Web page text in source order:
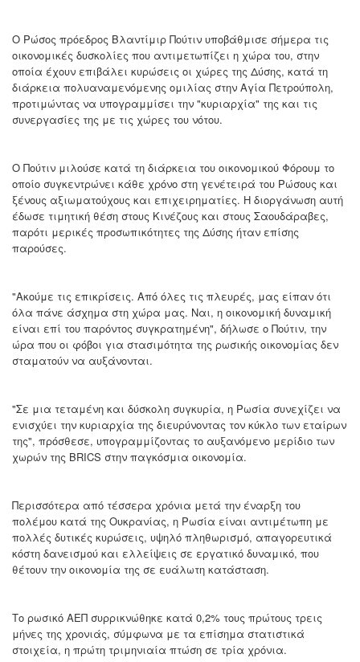
Ο Ρώσος πρόεδρος Βλαντίμιρ Πούτιν υποβάθμισε σήμερα τις
οικονομικές δυσκολίες που αντιμετωπίζει η χώρα του, στην
οποία έχουν επιβάλει κυρώσεις οι χώρες της Δύσης, κατά τη
διάρκεια πολυαναμενόμενης ομιλίας στην Αγία Πετρούπολη,
προτιμώντας να υπογραμμίσει την "κυριαρχία" της και τις
συνεργασίες της με τις χώρες του νότου.
Ο Πούτιν μιλούσε κατά τη διάρκεια του οικονομικού Φόρουμ το
οποίο συγκεντρώνει κάθε χρόνο στη γενέτειρά του Ρώσους και
ξένους αξιωματούχους και επιχειρηματίες. Η διοργάνωση αυτή
έδωσε τιμητική θέση στους Κινέζους και στους Σαουδάραβες,
παρότι μερικές προσωπικότητες της Δύσης ήταν επίσης
παρούσες.
"Ακούμε τις επικρίσεις. Από όλες τις πλευρές, μας είπαν ότι
όλα πάνε άσχημα στη χώρα μας. Ναι, η οικονομική δυναμική
είναι επί του παρόντος συγκρατημένη", δήλωσε ο Πούτιν, την
ώρα που οι φόβοι για στασιμότητα της ρωσικής οικονομίας δεν
σταματούν να αυξάνονται.
"Σε μια τεταμένη και δύσκολη συγκυρία, η Ρωσία συνεχίζει να
ενισχύει την κυριαρχία της διευρύνοντας τον κύκλο των εταίρων
της", πρόσθεσε, υπογραμμίζοντας το αυξανόμενο μερίδιο των
χωρών της BRICS στην παγκόσμια οικονομία.
Περισσότερα από τέσσερα χρόνια μετά την έναρξη του
πολέμου κατά της Ουκρανίας, η Ρωσία είναι αντιμέτωπη με
πολλές δυτικές κυρώσεις, υψηλό πληθωρισμό, απαγορευτικά
κόστη δανεισμού και ελλείψεις σε εργατικό δυναμικό, που
θέτουν την οικονομία της σε ευάλωτη κατάσταση.
Το ρωσικό ΑΕΠ συρρικνώθηκε κατά 0,2% τους πρώτους τρεις
μήνες της χρονιάς, σύμφωνα με τα επίσημα στατιστικά
στοιχεία, η πρώτη τριμηνιαία πτώση σε τρία χρόνια.